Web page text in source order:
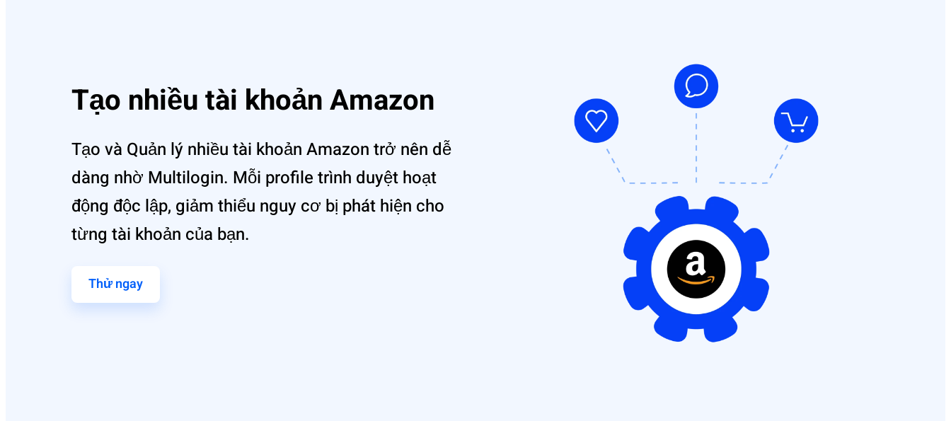
Tạo nhiều tài khoản Amazon
Tạo và Quản lý nhiều tài khoản Amazon trở nên dễ
dàng nhờ Multi‌login‌. Mỗi profile trình duyệ‌t hoạt
động độc lập, giảm thiể‌u nguy cơ bị phát hiện cho
từng tài khoả‌n của bạn.‌
Thử ngay